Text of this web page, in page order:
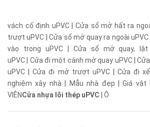
vách cố định uPVC|Cửa sổ mở hất ra
trượt uPVC |Cửa sổ mở quay ra ngoài uPVC
vào trong uPVC | Cửa sổ mở quay,
uPVC| Cửa đi một cánh mở quay uPVC|
uPVC|Cửa đi mở trượt uPVC|Cửa đi
nghiệm xây nhà| Mẫu nhà đẹp|Giá vật
VIÊNCửa nhựa lõi thép uPVC | Ô